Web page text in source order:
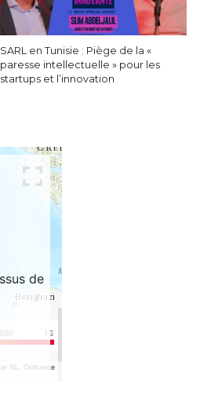
SARL en Tunisie : Piège de la «
paresse intellectuelle » pour les
startups et l’innovation